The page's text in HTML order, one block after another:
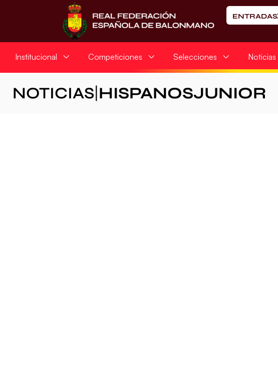
ENTRADAS
Institucional Competiciones Selecciones Noticias
NOTICIAS HISPANOSJUNIOR